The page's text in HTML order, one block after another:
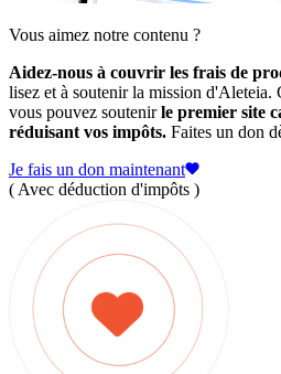
Vous aimez notre contenu ?
Aidez-nous à couvrir les frais de
lisez et à soutenir la mission d'Aleteia.
vous pouvez soutenirle premier site
réduisant vos impôts. Faites un don
Je fais un don maintenant
( Avec déduction d'impôts )